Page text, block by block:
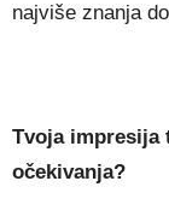
najviše znanja
Tvoja impresija
očekivanja?